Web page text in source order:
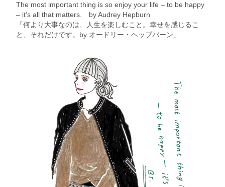
The most important thing is so enjoy your life – to be happy
– it’s all that matters. by Audrey Hepburn
「何より大事なのは、人生を楽しむこと。幸せを感じるこ
と、それだけです。by オードリー・ヘップバーン」